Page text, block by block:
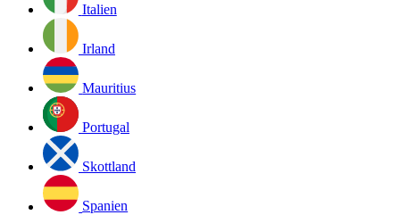
Italien
Irland
Mauritius
Portugal
Skottland
Spanien